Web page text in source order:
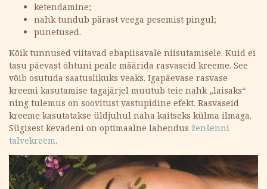
ketendamine;
nahk tundub pärast veega pesemist pingul;
punetused.
Kõik tunnused viitavad ebapiisavale niisutamisele. Kuid ei
tasu päevast õhtuni peale määrida rasvaseid kreeme. See
võib osutuda saatuslikuks veaks. Igapäevase rasvase
kreemi kasutamise tagajärjel muutub teie nahk „laisaks“
ning tulemus on soovitust vastupidine efekt. Rasvaseid
kreeme kasutatakse üldjuhul naha kaitseks külma ilmaga.
Sügisest kevadeni on optimaalne lahendus ženšenni
talvekreem.